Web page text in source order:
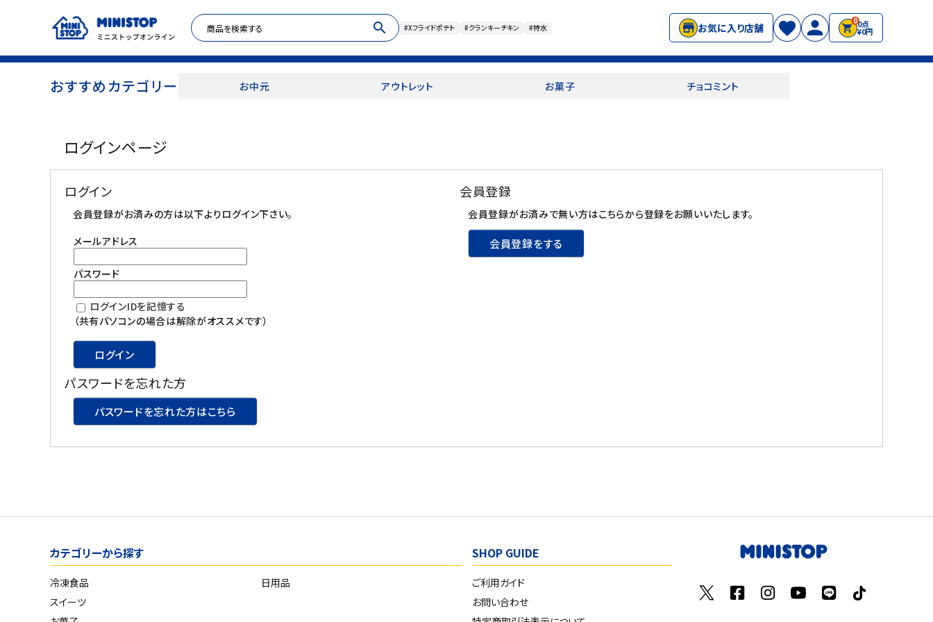
search #Xフライドポテト #クランキーチキン #特水 お気に入り店舗
00点
¥0円
おすすめカテゴリー お中元 アウトレット お菓子 チョコミント
ログイン person 新規登録
カテゴリから探す
冷凍食品
スイーツ
日用品
セール
フードロス
ペット用品
ログインページ
ログイン
会員登録がお済みの方は以下よりログイン下さい。
メールアドレス
パスワード
ログインIDを記憶する
（共有パソコンの場合は解除がオススメです）
ログイン
パスワードを忘れた方
パスワードを忘れた方はこちら
会員登録
会員登録がお済みで無い方はこちらから登録をお願いいたします。
会員登録をする
カテゴリーから探す
冷凍食品
スイーツ
日用品
SHOP GUIDE
ご利用ガイド
お問い合わせ